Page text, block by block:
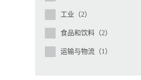
工业（2）
食品和饮料（2）
运输与物流（1）